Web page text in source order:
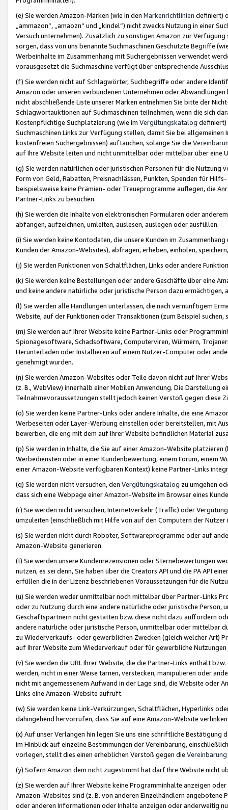
(e) Sie werden Amazon-Marken (wie in den Markenrichtlinien definiert)
„ammazon“, „amaozn“ und „kindel“) nicht zwecks Nutzung in einer
Versuch unternehmen). Zusätzlich zu sonstigen Amazon zur
sorgen, dass von uns benannte Suchmaschinen Geschützte Begriffe
Werbeinhalte im Zusammenhang mit Suchergebnissen verwendet
vorausgesetzt die Suchmaschine verfügt über entsprechende
(f) Sie werden nicht auf Schlagwörter, Suchbegriffe oder andere
Amazon oder unseren verbundenen Unternehmen oder
nicht abschließende Liste unserer Marken entnehmen Sie bitte der
Schlagwortauktionen auf Suchmaschinen teilnehmen, wenn die sich
Kostenpflichtige Suchplatzierung (wie im Vergütungskatalog definiert)
Suchmaschinen Links zur Verfügung stellen, damit Sie bei
kostenfreien Suchergebnissen) auftauchen, solange Sie die
auf Ihre Website leiten und nicht unmittelbar oder mittelbar über eine
(g) Sie werden natürlichen oder juristischen Personen für die Nutzung
Form von Geld, Rabatten, Preisnachlässen, Punkten, Spenden für
beispielsweise keine Prämien- oder Treueprogramme auflegen, die
Partner-Links zu besuchen.
(h) Sie werden die Inhalte von elektronischen Formularen oder
abfangen, aufzeichnen, umleiten, auslesen, auslegen oder ausfüllen.
(i) Sie werden keine Kontodaten, die unsere Kunden im
Kunden der Amazon-Websites), abfragen, erheben, einholen,
(j) Sie werden Funktionen von Schaltflächen, Links oder andere
(k) Sie werden keine Bestellungen oder andere Geschäfte über eine
und keine andere natürliche oder juristische Person dazu
(l) Sie werden alle Handlungen unterlassen, die nach vernünftigem
Website, auf der Funktionen oder Transaktionen (zum Beispiel
(m) Sie werden auf Ihrer Website keine Partner-Links oder
Spionagesoftware, Schadsoftware, Computerviren, Würmern,
Herunterladen oder Installieren auf einem Nutzer-Computer oder
genehmigt wurden.
(n) Sie werden Amazon-Websites oder Teile davon nicht auf Ihrer
(z. B., WebView) innerhalb einer Mobilen Anwendung. Die Darstellung
Teilnahmevoraussetzungen stellt jedoch keinen Verstoß gegen diese
(o) Sie werden keine Partner-Links oder andere Inhalte, die eine
Werbeseiten oder Layer-Werbung einstellen oder bereitstellen, mit
bewerben, die eng mit dem auf Ihrer Website befindlichen Material
(p) Sie werden in Inhalte, die Sie auf einer Amazon-Website
Werbediensten oder in einer Kundenbewertung, einem Forum, einem
einer Amazon-Website verfügbaren Kontext) keine Partner-Links
(q) Sie werden nicht versuchen, den Vergütungskatalog zu umgehen
dass sich eine Webpage einer Amazon-Website im Browser eines
(r) Sie werden nicht versuchen, Internetverkehr (Traffic) oder
umzuleiten (einschließlich mit Hilfe von auf den Computern der
(s) Sie werden nicht durch Roboter, Softwareprogramme oder auf
Amazon-Website generieren.
(t) Sie werden unsere Kundenrezensionen oder Sternebewertungen
nutzen, es sei denn, Sie haben über die Creators API und die PA API
erfüllen die in der Lizenz beschriebenen Voraussetzungen für die
(u) Sie werden weder unmittelbar noch mittelbar über Partner-Links
oder zu Nutzung durch eine andere natürliche oder juristische
Geschäftspartnern nicht gestatten bzw. diese nicht dazu auffordern
andere natürliche oder juristische Person, unmittelbar oder mittelbar
zu Wiederverkaufs- oder gewerblichen Zwecken (gleich welcher Art)
auf Ihrer Website zum Wiederverkauf oder für gewerbliche
(v) Sie werden die URL Ihrer Website, die die Partner-Links enthält
werden, nicht in einer Weise tarnen, verstecken, manipulieren oder
nicht mit angemessenem Aufwand in der Lage sind, die Website oder
Links eine Amazon-Website aufruft.
(w) Sie werden keine Link-Verkürzungen, Schaltflächen, Hyperlinks
dahingehend hervorrufen, dass Sie auf eine Amazon-Website
(x) Auf unser Verlangen hin legen Sie uns eine schriftliche
im Hinblick auf einzelne Bestimmungen der Vereinbarung,
vorlegen, stellt dies einen erheblichen Verstoß gegen die Vereinbarung
(y) Sofern Amazon dem nicht zugestimmt hat darf Ihre Website nicht
(z) Sie werden auf Ihrer Website keine Programminhalte anzeigen
Amazon-Websites sind (z. B. von anderen Einzelhändlern
oder anderen Informationen oder Inhalte anzeigen oder anderweitig